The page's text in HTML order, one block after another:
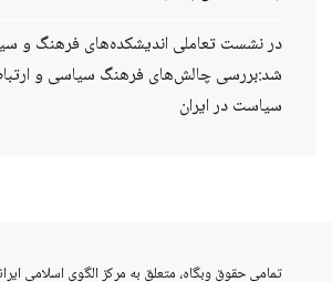
در نشست تعاملی اندیشکده‌های فرهنگ و
شد:بررسی چالش‌های فرهنگ سیاسی و
سیاست در ایران
vahidتمامی حقوق وبگاه، متعلق به مرکز الگوی اسلامی